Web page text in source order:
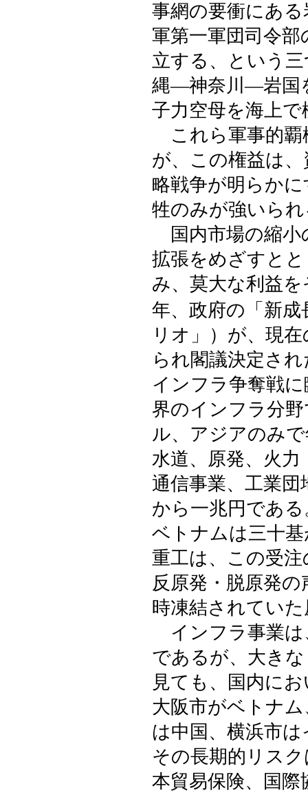
事網の要衝にあ
軍第一軍団司令
立する、という
縄―神奈川―岩国
子力空母を海上
これら軍事的覇
が、この権益は
略戦争が明らか
牲のみが強いら
国内市場の縮小
拡張をめざすと
み、莫大な利益
年、政府の「新
リオ」）が、現
られ閣議決定さ
インフラ争奪戦
界のインフラ分
ル、アジアのみ
水道、原発、火
通信事業、工業
から一兆円であ
ベトナムは三十
重工は、この受
反原発・脱原発
時凍結されてい
インフラ事業は
であるが、大き
見ても、国内に
大阪市がベトナ
は中国、横浜市
その長期的リス
本貿易保険、国